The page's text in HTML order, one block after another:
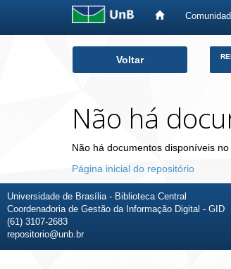
Voltar
Não há
Não há documentos disponíveis
Página inicial do repositório
Universidade de Brasília - Biblioteca Central
Coordenadoria de Gestão da Informação Digital - GID
(61) 3107-2683
repositorio@unb.br